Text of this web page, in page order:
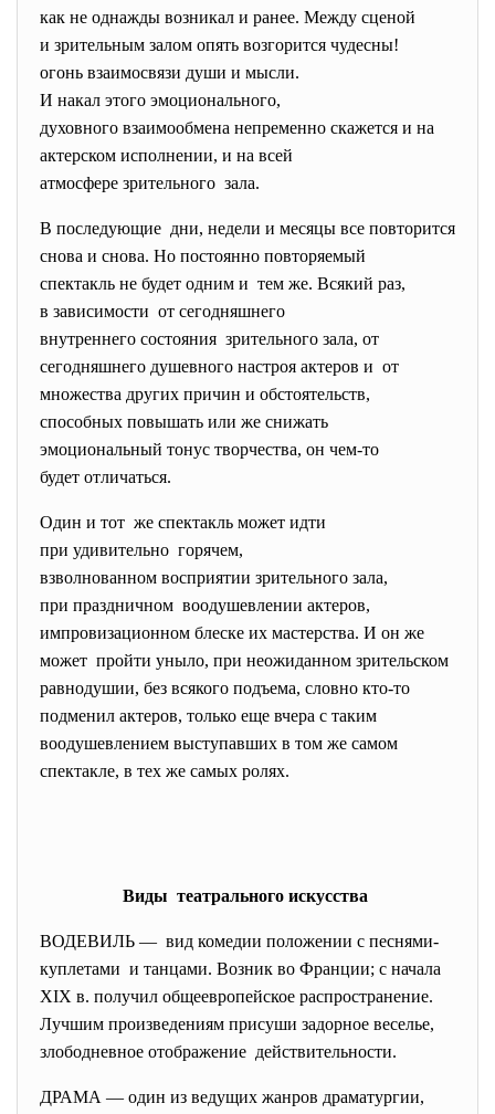
как не однажды возникал и ранее. Между сценой
и зрительным залом опять возгорится чудесны!
огонь взаимосвязи души и мысли.
И накал этого эмоционального,
духовного взаимообмена непременно скажется и на
актерском исполнении, и на всей
атмосфере зрительного зала.
В последующие дни, недели и месяцы все повторится
снова и снова. Но постоянно повторяемый
спектакль не будет одним и тем же. Всякий раз,
в зависимости от сегодняшнего
внутреннего состояния зрительного зала, от
сегодняшнего душевного настроя актеров и от
множества других причин и обстоятельств,
способных повышать или же снижать
эмоциональный тонус творчества, он чем-то
будет отличаться.
Один и тот же спектакль может идти
при удивительно горячем,
взволнованном восприятии зрительного зала,
при праздничном воодушевлении актеров,
импровизационном блеске их мастерства. И он же
может пройти уныло, при неожиданном зрительском
равнодушии, без всякого подъема, словно кто-то
подменил актеров, только еще вчера с таким
воодушевлением выступавших в том же самом
спектакле, в тех же самых ролях.
Виды театрального искусства
ВОДЕВИЛЬ — вид комедии положении с песнями-
куплетами и танцами. Возник во Франции; с начала
XIX в. получил общеевропейское распространение.
Лучшим произведениям присуши задорное веселье,
злободневное отображение действительности.
ДРАМА — один из ведущих жанров драматургии,